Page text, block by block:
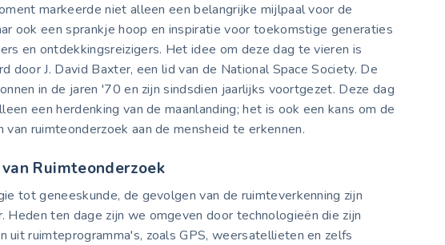
markeerde niet alleen een belangrijke mijlpaal voor de
ook een sprankje hoop en inspiratie voor toekomstige generaties
en ontdekkingsreizigers. Het idee om deze dag te vieren is
door J. David Baxter, een lid van de National Space Society. De
in de jaren '70 en zijn sindsdien jaarlijks voortgezet. Deze dag
een herdenking van de maanlanding; het is ook een kans om de
van ruimteonderzoek aan de mensheid te erkennen.
Ruimteonderzoek
tot geneeskunde, de gevolgen van de ruimteverkenning zijn
Heden ten dage zijn we omgeven door technologieën die zijn
uit ruimteprogramma's, zoals GPS, weersatellieten en zelfs